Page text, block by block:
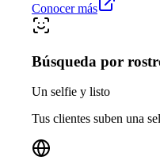
Conocer más
Búsqueda por
Un selfie y listo
Tus clientes suben una